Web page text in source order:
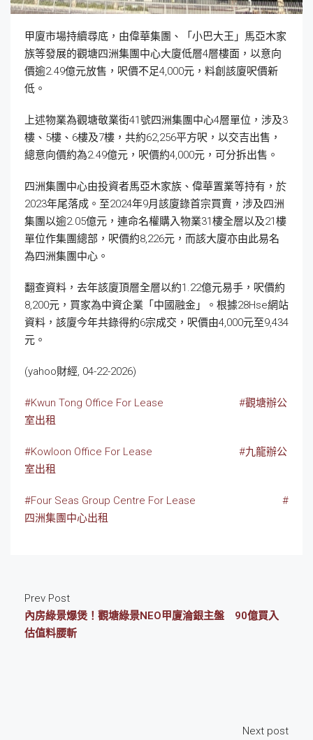
甲廈市場持續尋底，由偉華集團、「小巴大王」馬亞木家
族等發展的觀塘四洲集團中心大廈低層4層樓面，以意向
價逾2.49億元放售，呎價不足4,000元，料創該廈呎價新
低。
上述物業為觀塘敬業街41號四洲集團中心4層單位，涉及3
樓、5樓、6樓及7樓，共約62,256平方呎，以交吉出售，
總意向價約為2.49億元，呎價約4,000元，可分拆出售。
四洲集團中心由投資者馬亞木家族、偉華置業等持有，於
2023年尾落成。至2024年9月該廈錄首宗買賣，涉及四洲
集團以逾2.05億元，連命名權購入物業31樓全層以及21樓
單位作集團總部，呎價約8,226元，而該大廈亦由此易名
為四洲集團中心。
翻查資料，去年該廈頂層全層以約1.22億元易手，呎價約
8,200元，買家為中資企業「中國融金」。根據28Hse網站
資料，該廈今年共錄得約6宗成交，呎價由4,000元至9,434
元。
(yahoo財經, 04-22-2026)
#Kwun Tong Office For Lease
#觀塘辦公
室出租
#Kowloon Office For Lease
#九龍辦公
室出租
#Four Seas Group Centre For Lease
#
四洲集團中心出租
Prev Post
內房綠景爆煲！觀塘綠景NEO甲廈淪銀主盤 90億買入
估值料腰斬
Next post